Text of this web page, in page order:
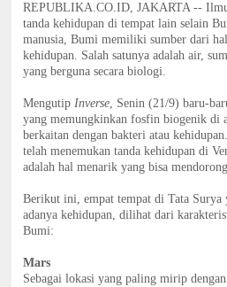
REPUBLIKA.CO.ID, JAKARTA --
tanda kehidupan di tempat lain selain
manusia, Bumi memiliki sumber dari
kehidupan. Salah satunya adalah air,
yang berguna secara biologi.
MengutipInverse, Senin (21/9) baru-
yang memungkinkan fosfin biogenik di
berkaitan dengan bakteri atau
telah menemukan tanda kehidupan di
adalah hal menarik yang bisa
Berikut ini, empat tempat di Tata Surya
adanya kehidupan, dilihat dari
Bumi:
Mars
Sebagai lokasi yang paling mirip